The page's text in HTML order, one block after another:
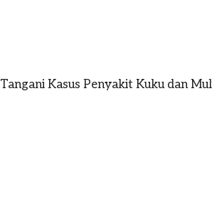
Tangani Kasus Penyakit Kuku dan